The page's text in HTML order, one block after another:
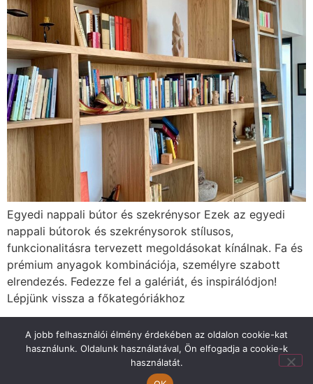
Egyedi nappali bútor és szekrénysor Ezek az egyedi
nappali bútorok és szekrénysorok stílusos,
funkcionalitásra tervezett megoldásokat kínálnak. Fa és
prémium anyagok kombinációja, személyre szabott
elrendezés. Fedezze fel a galériát, és inspirálódjon!
Lépjünk vissza a főkategóriákhoz
2025 Copyright StokiDesign | Powered by:
AnitaWebdesign
A jobb felhasználói élmény érdekében az oldalon cookie-kat
használunk. Oldalunk használatával, Ön elfogadja a cookie-k
használatát.